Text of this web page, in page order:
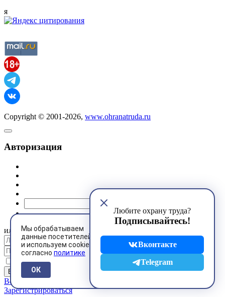
Мы обрабатываем
данные посетителей
и используем cookies
согласно политике
ОК
Любите охрану труда?
Подписывайтесь!
Вконтакте
Telegram
я
Copyright © 2001-2026, www.ohranatruda.ru
Авторизация
или
Запомнить меня
Восстановить пароль
Зарегистрироваться